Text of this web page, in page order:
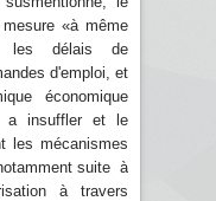
«à même
les délais de
d'emploi, et
économique
a insuffler et le
les mécanismes
suite à
à travers